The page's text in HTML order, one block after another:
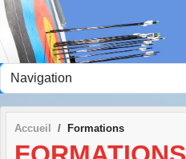
Accueil Formations
Panneau de gestion des cookies